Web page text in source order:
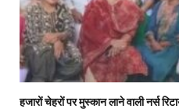
हजारों चेहरों पर मुस्कान लाने वाली नर्स